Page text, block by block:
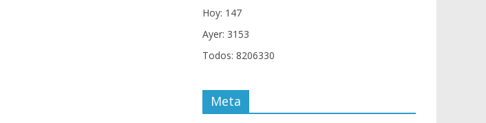
Hoy: 147
Ayer: 3153
Todos: 8206330
Meta